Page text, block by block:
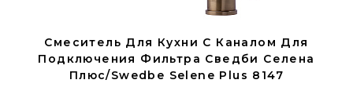
Смеситель Для Кухни С Каналом Для
Подключения Фильтра Сведби Селена
Плюс/Swedbe Selene Plus 8147